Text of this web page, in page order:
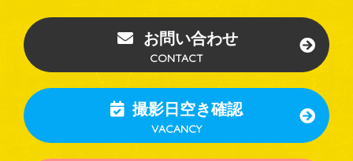
お問い合わせ
CONTACT
撮影日空き確認
VACANCY